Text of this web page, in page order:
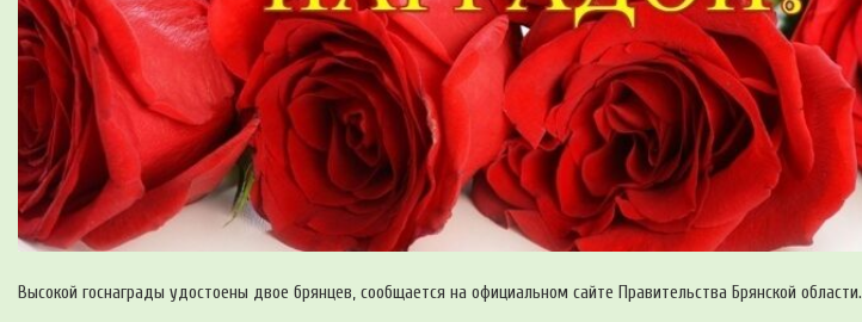
Высокой госнаграды удостоены двое брянцев, сообщается на официальном сайте Правительства Брянской области.